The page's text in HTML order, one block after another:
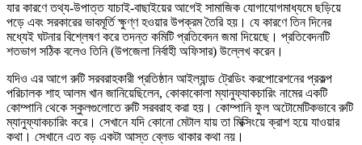
যার কারণে তথ্য-উপাত্ত যাচাই-বাছাইয়ের আগেই সামাজিক যোগাযোগমাধ্যমে ছড়িয়ে
পড়ে এবং সরকারের ভাবমূর্তি ক্ষুণ্ণ হওয়ার উপক্রম তৈরি হয়। যে কারণে তিন দিনের
মধ্যেই ঘটনার বিশ্লেষণ করে তদন্ত কমিটি প্রতিবেদন জমা দিয়েছে। প্রতিবেদনটি
শতভাগ সঠিক বলেও তিনি (উপজেলা নির্বাহী অফিসার) উল্লেখ করেন।
যদিও এর আগে রুটি সরবরাহকারী প্রতিষ্ঠান আইল্যান্ড ট্রেডিং করপোরেশনের প্রকল্প
পরিচালক শাহ আলম খান জানিয়েছিলেন, কোকাকোলা ম্যানুফ্যাকচারিং নামের একটি
কোম্পানি থেকে স্কুলগুলোতে রুটি সরবরাহ করা হয়। কোম্পানি ফুল অটোমেটিকভাবে রুটি
ম্যানুফ্যাকচারিং করে। সেখানে যদি কোনো মেটাল যায় তা মিক্সিংয়ে ক্রাশ হয়ে যাওয়ার
কথা। সেখানে এত বড় একটা আস্ত ব্লেড থাকার কথা নয়।